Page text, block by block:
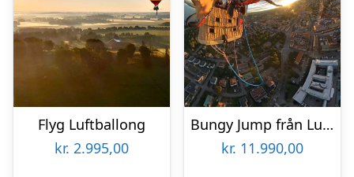
Flyg Luftballong
kr. 2.995,00
Bungy Jump från Luftballong för två
kr. 11.990,00